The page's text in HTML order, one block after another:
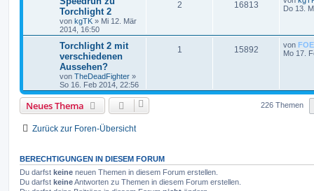
Torchlight 2
von kgTK » Mi 12. Mär
2014, 16:50
2 16813
Do 13.
Torchlight 2 mit
verschiedenen
Aussehen?
von TheDeadFighter »
So 16. Feb 2014, 22:56
1 15892 von FOE
Mo 17.
Neues Thema 226 Themen
Zurück zur Foren-Übersicht
BERECHTIGUNGEN IN DIESEM FORUM
Du darfst keine neuen Themen in diesem Forum erstellen.
Du darfst keineAntworten zu Themen in diesem Forum erstellen.